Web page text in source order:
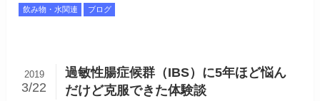
飲み物・水関連 ブログ
過敏性腸症候群（IBS）に5年ほど悩ん
だけど克服できた体験談
2019
3/22